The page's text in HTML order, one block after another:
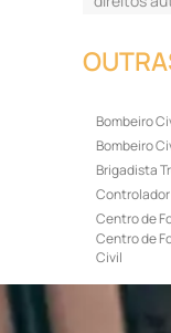
Bombeiro
Bombeiro
Brigadista
Centro de
Centro de
Civil
Curso de
Curso de